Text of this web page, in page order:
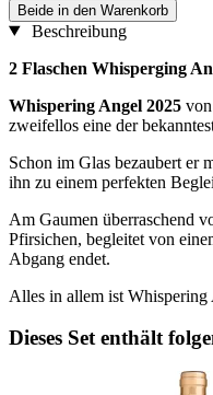
Beide in den Warenkorb
Beschreibung
2 Flaschen Whisperging
Whispering Angel 2025 von
zweifellos eine der
Schon im Glas bezaubert er
ihn zu einem perfekten
Am Gaumen überraschend
Pfirsichen, begleitet von
Abgang endet.
Alles in allem ist Whispering
Dieses Set enthält